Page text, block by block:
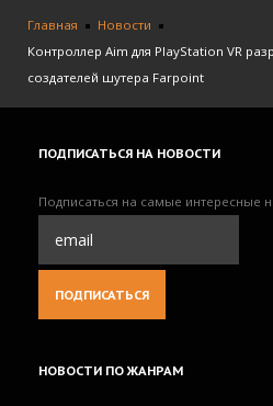
Главная
Новости
Контроллер Aim для PlayStation VR
создателей шутера Farpoint
ПОДПИСАТЬСЯ НА НОВОСТИ
Подписаться на самые интересные
НОВОСТИ ПО ЖАНРАМ